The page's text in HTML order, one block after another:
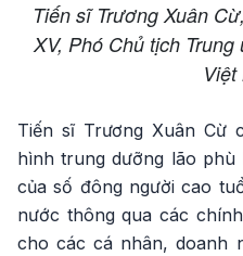
Tiến sĩ Trương Xuân
XV, Phó Chủ tịch
Việt
Tiến sĩ Trương Xuân Cừ
hình trung dưỡng lão
của số đông người cao
nước thông qua các
cho các cá nhân, doanh